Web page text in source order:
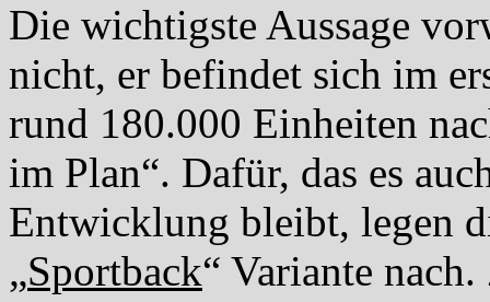
Die wichtigste Aussage
nicht, er befindet sich im
rund 180.000 Einheiten
im Plan“. Dafür, das es
Entwicklung bleibt, legen
„Sportback“ Variante